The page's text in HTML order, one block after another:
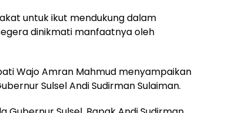
untuk ikut mendukung dalam
dinikmati manfaatnya oleh
Wajo Amran Mahmud menyampaikan
Sulsel Andi Sudirman Sulaiman.